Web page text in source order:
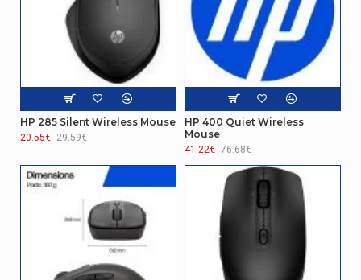
HP 285 Silent Wireless Mouse
20.55€ 29.59€
HP 400 Quiet Wireless
Mouse
41.22€ 76.68€